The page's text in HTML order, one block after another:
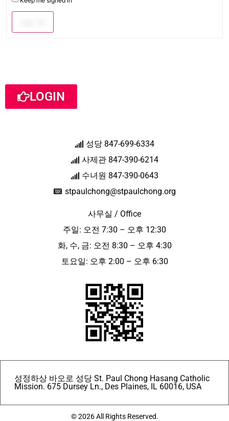
LOGIN
성당 847-699-6334
사제관 847-390-6214
수녀원 847-390-0643
stpaulchong@stpaulchong.org
사무실 / Office
주일: 오전 7:30 – 오후 12:30
화, 수, 금: 오전 8:30 – 오후 4:30
토요일: 오후 2:00 – 오후 6:30
성정하상 바오로 성당 St. Paul Chong Hasang Catholic
Mission. 675 Dursey Ln., Des Plaines, IL 60016, USA
© 2026 All Rights Reserved.